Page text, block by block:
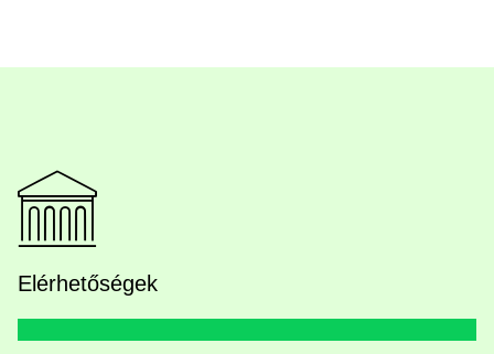
Elérhetőségek